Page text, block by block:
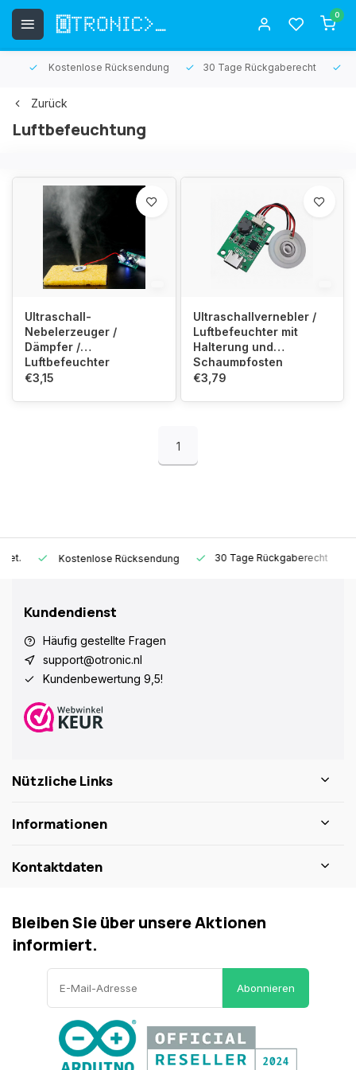
0
Kostenlose Rücksendung 30 Tage Rückgaberecht 1
Zurück
Luftbefeuchtung
Ultraschall-
Nebelerzeuger /
Dämpfer /
Luftbefeuchter
€3,15
Ultraschallvernebler /
Luftbefeuchter mit
Halterung und
Schaumpfosten
€3,79
1
Kostenlose Rücksendung 30 Tage Rückgaberecht
Kundendienst
Häufig gestellte Fragen
support@otronic.nl
Kundenbewertung 9,5!
Nützliche Links
Informationen
Kontaktdaten
Bleiben Sie über unsere Aktionen
informiert.
Abonnieren